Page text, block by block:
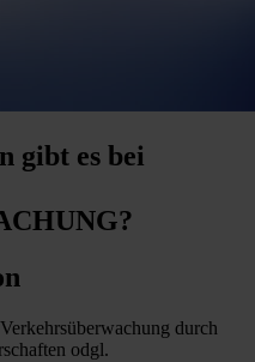
gibt es bei
durch
odgl.